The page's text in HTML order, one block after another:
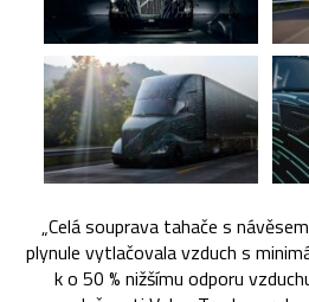
„Celá souprava tahače s
plynule vytlačovala vzduch s
k o 50 % nižšímu odporu